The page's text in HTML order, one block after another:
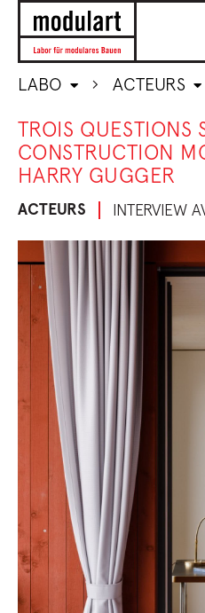
LABO ACTEURS
TROIS QUESTIONS
CONSTRUCTION
HARRY GUGGER
ACTEURS INTERVIEW